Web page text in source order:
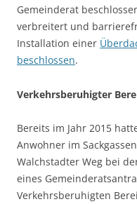
Gemeinderat
verbreitert und
Installation einer
beschlossen.
Verkehrsberuhigter
Bereits im Jahr 2015
Anwohner im
Walchstadter Weg bei
eines
Verkehrsberuhigten